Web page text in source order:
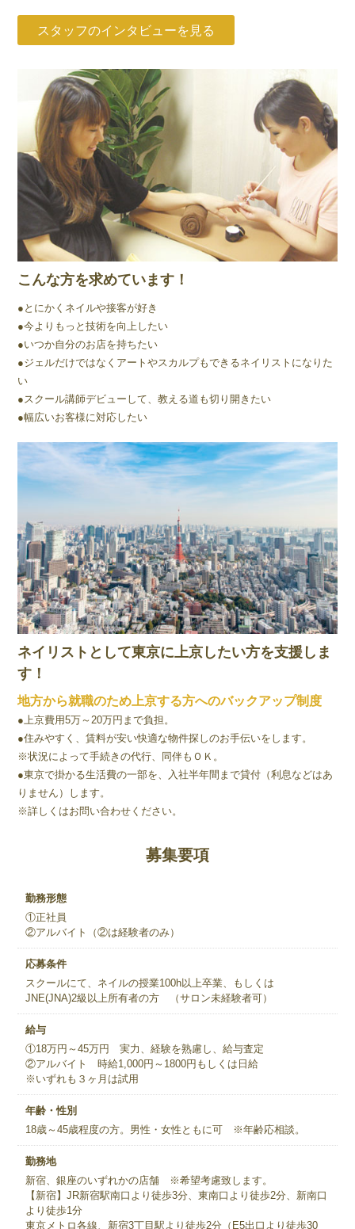
スタッフのインタビューを見る
こんな方を求めています！
●とにかくネイルや接客が好き
●今よりもっと技術を向上したい
●いつか自分のお店を持ちたい
●ジェルだけではなくアートやスカルプもできるネイリストになりた
い
●スクール講師デビューして、教える道も切り開きたい
●幅広いお客様に対応したい
ネイリストとして東京に上京したい方を支援しま
す！
地方から就職のため上京する方へのバックアップ制度
●上京費用5万～20万円まで負担。
●住みやすく、賃料が安い快適な物件探しのお手伝いをします。
※状況によって手続きの代行、同伴もＯＫ。
●東京で掛かる生活費の一部を、入社半年間まで貸付（利息などはあ
りません）します。
※詳しくはお問い合わせください。
募集要項
勤務形態
①正社員
②アルバイト（②は経験者のみ）
応募条件
スクールにて、ネイルの授業100h以上卒業、もしくは
JNE(JNA)2級以上所有者の方 （サロン未経験者可）
給与
①18万円～45万円 実力、経験を熟慮し、給与査定
②アルバイト 時給1,000円～1800円もしくは日給
※いずれも３ヶ月は試用
年齢・性別
18歳～45歳程度の方。男性・女性ともに可 ※年齢応相談。
勤務地
新宿、銀座のいずれかの店舗 ※希望考慮致します。
【新宿】JR新宿駅南口より徒歩3分、東南口より徒歩2分、新南口
より徒歩1分
東京メトロ各線、新宿3丁目駅より徒歩2分（E5出口より徒歩30